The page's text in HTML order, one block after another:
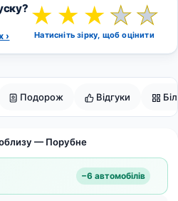
Подорож Відгуки
›
★ ★ ★ ★★
Натисніть зірку, щоб оцінити
— Порубне
−6 автомобілів